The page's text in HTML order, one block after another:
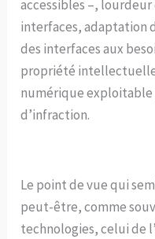
accessibles –,
interfaces, adaptation
des interfaces aux
propriété
numérique exploitable
d’infraction.
Le point de vue qui
peut-être, comme
technologies, celui de